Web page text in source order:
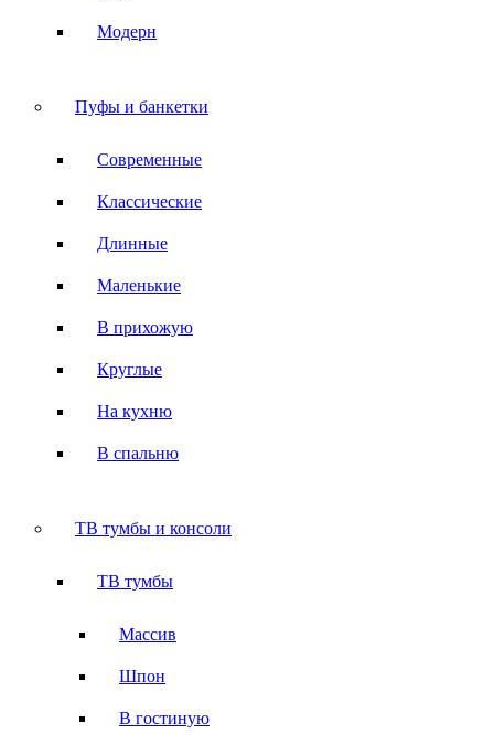
Модерн
Пуфы и банкетки
Современные
Классические
Длинные
Маленькие
В прихожую
Круглые
На кухню
В спальню
ТВ тумбы и консоли
ТВ тумбы
Массив
Шпон
В гостиную